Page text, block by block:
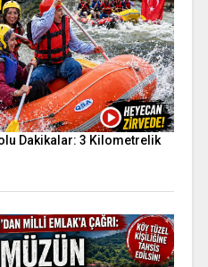
Dakikalar: 3 Kilometrelik